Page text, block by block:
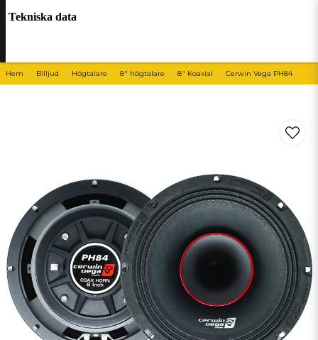
Hem Billjud Högtalare 8" högtalare 8" Koaxial Cerwin Vega PH84
Tekniska data